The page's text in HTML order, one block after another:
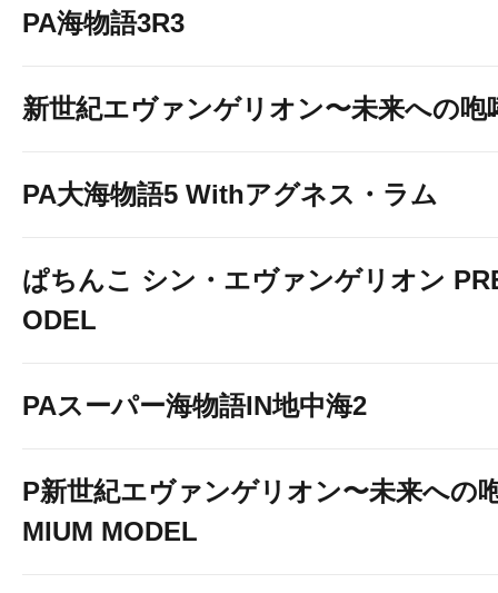
PA海物語3R3
新世紀エヴァンゲリオン〜未来への咆
PA大海物語5 Withアグネス・ラム
ぱちんこ シン・エヴァンゲリオン
ODEL
PAスーパー海物語IN地中海2
P新世紀エヴァンゲリオン〜未来への
MIUM MODEL